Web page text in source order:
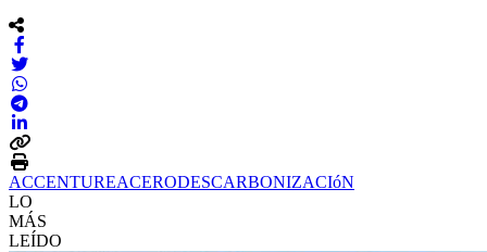
ACCENTUREACERODESCARBONIZACIóN
LO
MÁS
LEÍDO